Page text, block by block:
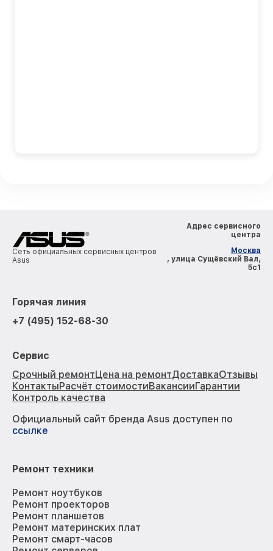
Сеть официальных сервисных центров
Asus
Адрес сервисного
центра
Москва
, улица Сущёвский Вал,
5с1
Горячая линия
+7 (495) 152-68-30
Сервис
Срочный ремонтЦена на ремонтДоставкаОтзывы
КонтактыРасчёт стоимостиВакансииГарантии
Контроль качества
Официальный сайт бренда Asus доступен по
ссылке
Ремонт техники
Ремонт ноутбуков
Ремонт проекторов
Ремонт планшетов
Ремонт материнских плат
Ремонт смарт-часов